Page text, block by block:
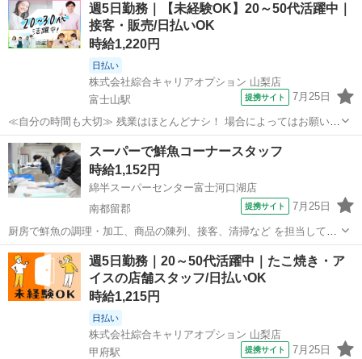
週5日勤務｜【未経験OK】20～50代活躍中｜
接客・販売/日払いOK
時給1,220円
日払い
株式会社綜合キャリアオプション 山梨店
富士山駅
提携サイト 7月25日
≪自分の時間も大切≫ 残業はほとんどナシ！ 場合によってはお願いす
ることもあります♪ ≪ラクラク制服アリ≫ 制服があるので、 毎日の服
装の悩み解消♪ ≪未経験OKの仕事≫ 新しいことにチャレンジするのは
不安だけど、 しっかり...
山梨 南都留郡 富士山駅
スーパーで鮮魚コーナースタッフ
時給1,152円
綿半スーパーセンター富士河口湖店
南都留郡
提携サイト 7月25日
厨房で鮮魚の調理・加工、商品の陳列、接客、清掃など を担当して頂
きます。 技術が身に付けば仕事の幅も広がり、キャリアアップできま
す。 アルバイト,パート ＜待遇＞ 社会保険(雇用・労災・健康・厚生年
金) 土日祝手当あり ...
山梨 南都留郡 コンビニ
週5日勤務｜20～50代活躍中｜たこ焼き・ア
イスの店舗スタッフ/日払いOK
時給1,215円
日払い
株式会社綜合キャリアオプション 山梨店
甲府駅
提携サイト 7月25日